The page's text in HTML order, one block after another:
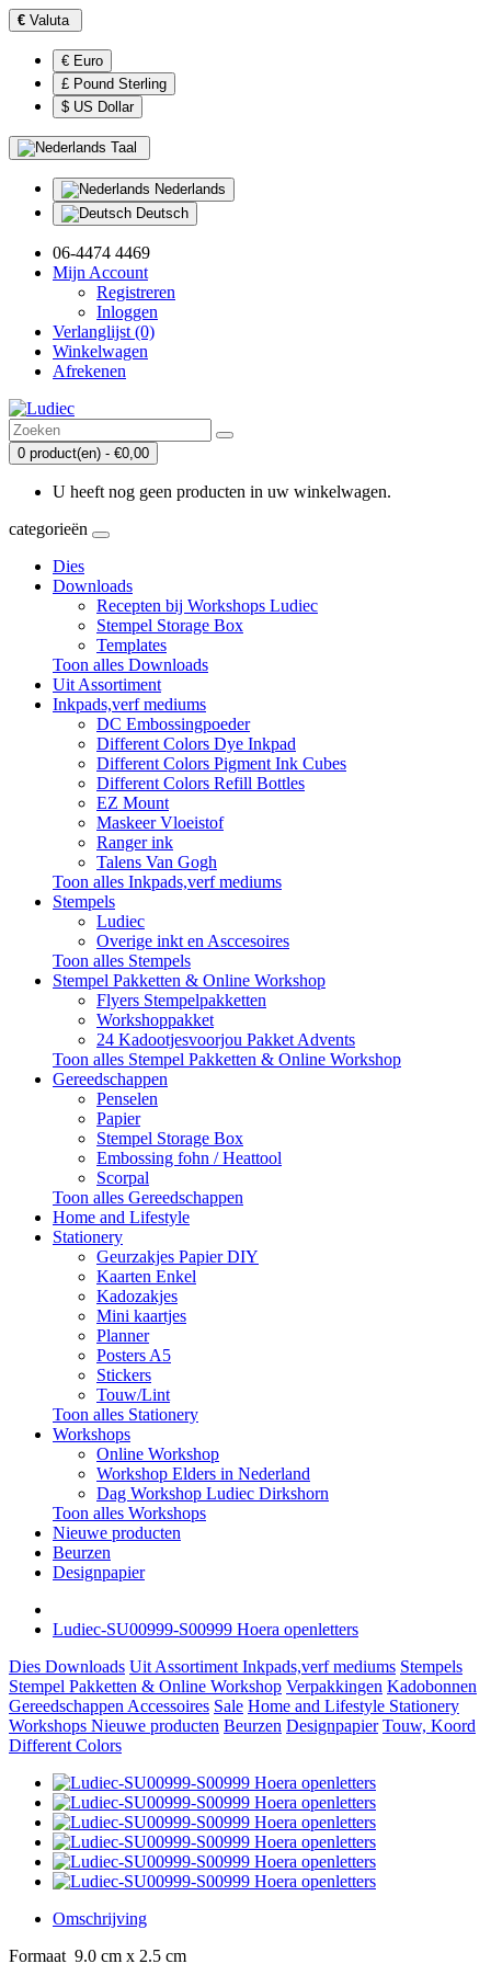
€ Valuta
€ Euro
£ Pound Sterling
$ US Dollar
Taal
Nederlands
Deutsch
06-4474 4469
Mijn Account
Registreren
Inloggen
Verlanglijst (0)
Winkelwagen
Afrekenen
0 product(en) - €0,00
U heeft nog geen producten in uw winkelwagen.
categorieën
Dies
Downloads
Recepten bij Workshops Ludiec
Stempel Storage Box
Templates
Toon alles Downloads
Uit Assortiment
Inkpads,verf mediums
DC Embossingpoeder
Different Colors Dye Inkpad
Different Colors Pigment Ink Cubes
Different Colors Refill Bottles
EZ Mount
Maskeer Vloeistof
Ranger ink
Talens Van Gogh
Toon alles Inkpads,verf mediums
Stempels
Ludiec
Overige inkt en Asccesoires
Toon alles Stempels
Stempel Pakketten & Online Workshop
Flyers Stempelpakketten
Workshoppakket
24 Kadootjesvoorjou Pakket Advents
Toon alles Stempel Pakketten & Online Workshop
Gereedschappen
Penselen
Papier
Stempel Storage Box
Embossing fohn / Heattool
Scorpal
Toon alles Gereedschappen
Home and Lifestyle
Stationery
Geurzakjes Papier DIY
Kaarten Enkel
Kadozakjes
Mini kaartjes
Planner
Posters A5
Stickers
Touw/Lint
Toon alles Stationery
Workshops
Online Workshop
Workshop Elders in Nederland
Dag Workshop Ludiec Dirkshorn
Toon alles Workshops
Nieuwe producten
Beurzen
Designpapier
Ludiec-SU00999-S00999 Hoera openletters
Dies Downloads Uit Assortiment Inkpads,verf mediums Stempels
Stempel Pakketten & Online Workshop Verpakkingen Kadobonnen
Gereedschappen Accessoires Sale Home and Lifestyle Stationery
Workshops Nieuwe producten Beurzen Designpapier Touw, Koord
Different Colors
Omschrijving
Formaat 9.0 cm x 2.5 cm